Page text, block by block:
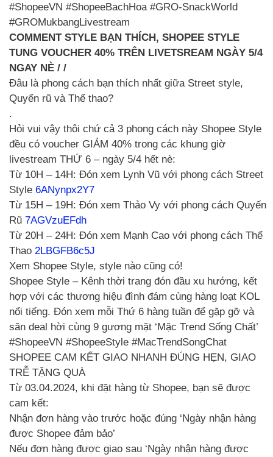
#ShopeeVN #ShopeeBachHoa #GRO-SnackWorld
#GROMukbangLivestream
COMMENT STYLE BẠN THÍCH, SHOPEE STYLE
TUNG VOUCHER 40% TRÊN LIVETSREAM NGÀY 5/4
NGAY NÈ / /
Đâu là phong cách bạn thích nhất giữa Street style,
Quyến rũ và Thể thao?
.
Hỏi vui vậy thôi chứ cả 3 phong cách này Shopee Style
đều có voucher GIẢM 40% trong các khung giờ
livestream THỨ 6 – ngày 5/4 hết nè:
Từ 10H – 14H: Đón xem Lynh Vũ với phong cách Street
Style 6ANynpx2Y7
Từ 15H – 19H: Đón xem Thảo Vy với phong cách Quyến
Rũ 7AGVzuEFdh
Từ 20H – 24H: Đón xem Mạnh Cao với phong cách Thể
Thao 2LBGFB6c5J
Xem Shopee Style, style nào cũng có!
Shopee Style – Kênh thời trang đón đầu xu hướng, kết
hợp với các thương hiệu đình đám cùng hàng loạt KOL
nổi tiếng. Đón xem mỗi Thứ 6 hàng tuần để gặp gỡ và
săn deal hời cùng 9 gương mặt ‘Mặc Trend Sống Chất’
#ShopeeVN #ShopeeStyle #MacTrendSongChat
SHOPEE CAM KẾT GIAO NHANH ĐÚNG HẸN, GIAO
TRỄ TẶNG QUÀ
Từ 03.04.2024, khi đặt hàng từ Shopee, bạn sẽ được
cam kết:
Nhận đơn hàng vào trước hoặc đúng ‘Ngày nhận hàng
được Shopee đảm bảo’
Nếu đơn hàng được giao sau ‘Ngày nhận hàng được